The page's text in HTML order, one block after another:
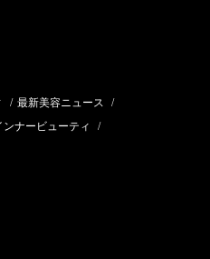
/ 最新美容ニュース /
ンナービューティ /